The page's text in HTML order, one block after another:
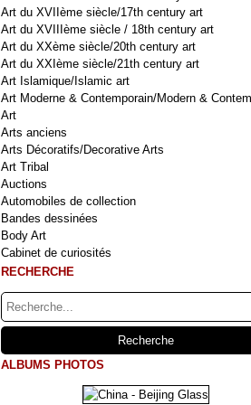
Art du XVIIème siècle/17th century art
Art du XVIIIème siècle / 18th century art
Art du XXème siècle/20th century art
Art du XXIème siècle/21th century art
Art Islamique/Islamic art
Art Moderne & Contemporain/Modern &
Art
Arts anciens
Arts Décoratifs/Decorative Arts
Art Tribal
Auctions
Automobiles de collection
Bandes dessinées
Body Art
Cabinet de curiosités
RECHERCHE
ALBUMS PHOTOS